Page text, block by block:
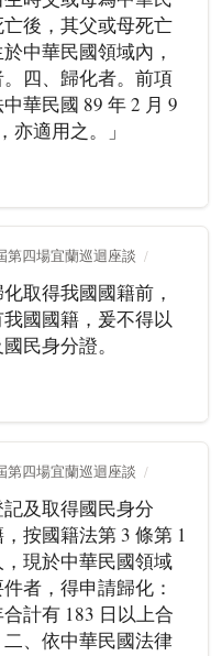
後，其父或母死亡
中華民國領域內，
四、歸化者。前項
華民國 89 年 2 月 9
亦適用之。」
第四場宜蘭巡迴座談
取得我國國籍前，
國國籍，爰不得以
民身分證。
第四場宜蘭巡迴座談
及取得國民身分
按國籍法第 3 條第 1
現於中華民國領域
者，得申請歸化：
計有 183 日以上合
、依中華民國法律